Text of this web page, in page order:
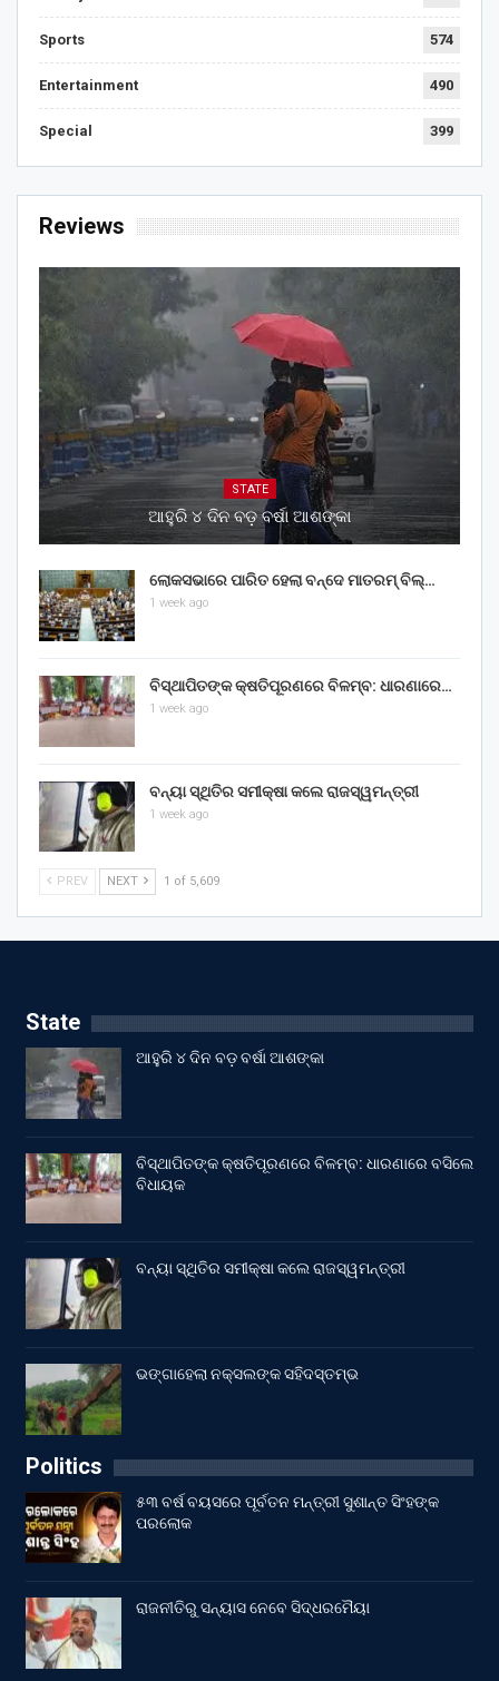
Sports 574
Entertainment 490
Special 399
Reviews
STATE
ଆହୁରି ୪ ଦିନ ବଡ଼ ବର୍ଷା ଆଶଙ୍କା
ଲୋକସଭାରେ ପାରିତ ହେଲା ବନ୍ଦେ ମାତରମ୍‌ ବିଲ୍‌…
1 week ago
ବିସ୍ଥାପିତଙ୍କ କ୍ଷତିପୂରଣରେ ବିଳମ୍ବ: ଧାରଣାରେ…
1 week ago
ବନ୍ୟା ସ୍ଥିତିର ସମୀକ୍ଷା କଲେ ରାଜସ୍ୱମନ୍ତ୍ରୀ
1 week ago
PREV NEXT 1 of 5,609
State
ଆହୁରି ୪ ଦିନ ବଡ଼ ବର୍ଷା ଆଶଙ୍କା
ବିସ୍ଥାପିତଙ୍କ କ୍ଷତିପୂରଣରେ ବିଳମ୍ବ: ଧାରଣାରେ ବସିଲେ
ବିଧାୟକ
ବନ୍ୟା ସ୍ଥିତିର ସମୀକ୍ଷା କଲେ ରାଜସ୍ୱମନ୍ତ୍ରୀ
ଭଙ୍ଗାହେଲା ନକ୍ସଲଙ୍କ ସହିଦସ୍ତମ୍ଭ
Politics
୫୩ ବର୍ଷ ବୟସରେ ପୂର୍ବତନ ମନ୍ତ୍ରୀ ସୁଶାନ୍ତ ସିଂହଙ୍କ
ପରଲୋକ
ରାଜନୀତିରୁ ସନ୍ୟାସ ନେବେ ସିଦ୍ଧରମୈୟା